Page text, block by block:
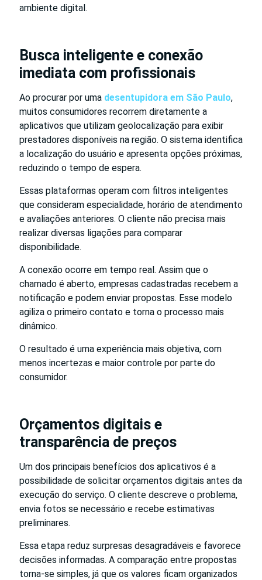
ambiente digital.
Busca inteligente e conexão
imediata com profissionais
Ao procurar por uma desentupidora em São Paulo,
muitos consumidores recorrem diretamente a
aplicativos que utilizam geolocalização para exibir
prestadores disponíveis na região. O sistema identifica
a localização do usuário e apresenta opções próximas,
reduzindo o tempo de espera.
Essas plataformas operam com filtros inteligentes
que consideram especialidade, horário de atendimento
e avaliações anteriores. O cliente não precisa mais
realizar diversas ligações para comparar
disponibilidade.
A conexão ocorre em tempo real. Assim que o
chamado é aberto, empresas cadastradas recebem a
notificação e podem enviar propostas. Esse modelo
agiliza o primeiro contato e torna o processo mais
dinâmico.
O resultado é uma experiência mais objetiva, com
menos incertezas e maior controle por parte do
consumidor.
Orçamentos digitais e
transparência de preços
Um dos principais benefícios dos aplicativos é a
possibilidade de solicitar orçamentos digitais antes da
execução do serviço. O cliente descreve o problema,
envia fotos se necessário e recebe estimativas
preliminares.
Essa etapa reduz surpresas desagradáveis e favorece
decisões informadas. A comparação entre propostas
torna-se simples, já que os valores ficam organizados